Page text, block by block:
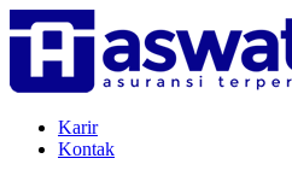
Karir
Kontak